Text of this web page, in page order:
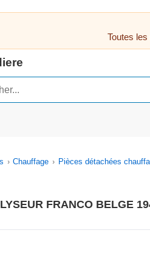
Toutes
Chauffage Pièces détachées
FRANCO BELGE